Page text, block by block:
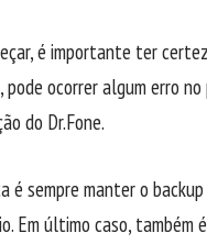
é importante ter
ocorrer algum erro
do Dr.Fone.
é sempre manter o
Em último caso,